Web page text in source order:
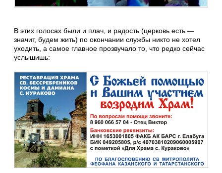
В этих голосах были и плач, и радость (церковь есть —
значит, будем жить) по окончании службы никто не хотел
уходить, а самое главное прозвучало то, что редко сейчас
услышишь: